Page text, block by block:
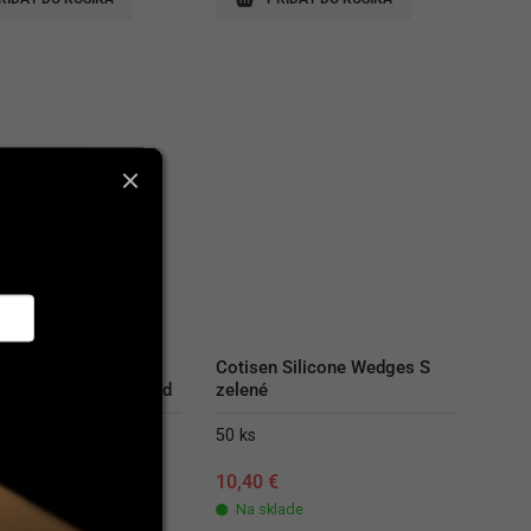
Matrices Extended
Cotisen Silicone Wedges S
zelené
50 ks
10,40 €
Na sklade